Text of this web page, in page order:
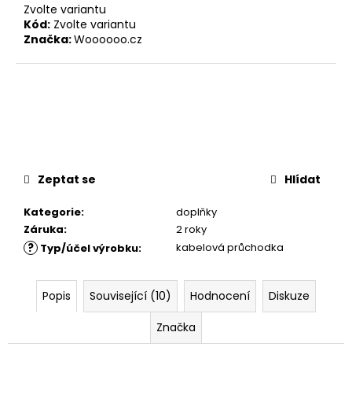
Zvolte variantu
Kód: Zvolte variantu
Značka:Woooooo.cz
Kategorie:
doplňky
Záruka: 2 roky
? Typ/účel výrobku: kabelová průchodka
Zeptat se Hlídat
Popis Související (10) Hodnocení
Diskuze
Značka
STOLOVÁ
DESKA
BARDOLINO